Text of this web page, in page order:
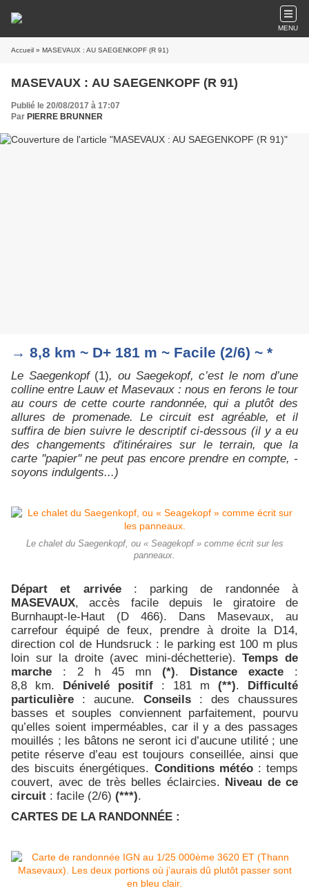
MENU
Accueil » MASEVAUX : AU SAEGENKOPF (R 91)
MASEVAUX : AU SAEGENKOPF (R 91)
Publié le 20/08/2017 à 17:07
Par PIERRE BRUNNER
→ 8,8 km ~ D+ 181 m ~ Facile (2/6) ~ *
Le Saegenkopf (1), ou Saegekopf, c’est le nom d’une
colline entre Lauw et Masevaux : nous en ferons le tour
au cours de cette courte randonnée, qui a plutôt des
allures de promenade. Le circuit est agréable, et il
suffira de bien suivre le descriptif ci-dessous (il y a eu
des changements d'itinéraires sur le terrain, que la
carte ''papier'' ne peut pas encore prendre en compte, -
soyons indulgents...)
Le chalet du Saegenkopf, ou « Seagekopf » comme écrit sur les
panneaux.
Départ et arrivée: parking de randonnée à
MASEVAUX, accès facile depuis le giratoire de
Burnhaupt-le-Haut (D 466). Dans Masevaux, au
carrefour équipé de feux, prendre à droite la D14,
direction col de Hundsruck : le parking est 100 m plus
loin sur la droite (avec mini-déchetterie).Temps de
marche : 2 h 45 mn (*). Distance exacte :
8,8 km. Dénivelé positif : 181 m (**). Difficulté
particulière : aucune. Conseils: des chaussures
basses et souples conviennent parfaitement, pourvu
qu’elles soient imperméables, car il y a des passages
mouillés ; les bâtons ne seront ici d’aucune utilité ; une
petite réserve d’eau est toujours conseillée, ainsi que
des biscuits énergétiques. Conditions météo : temps
couvert, avec de très belles éclaircies. Niveau de ce
circuit : facile (2/6) (***).
CARTES DE LA RANDONNÉE :